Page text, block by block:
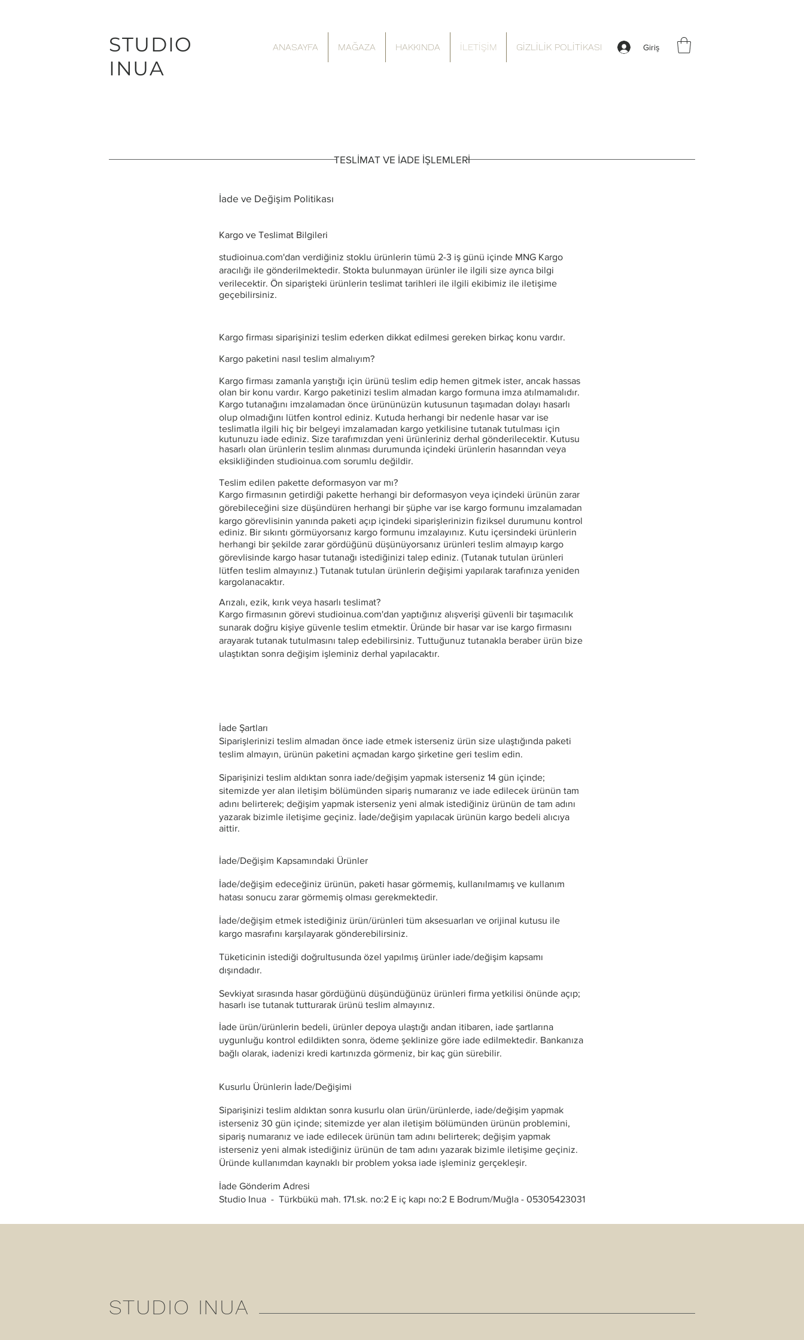
STUDIO
INUA
ANASAYFA MAĞAZA HAKKINDA İLETİŞİM GİZLİLİK POLİTİKASI Giriş
TESLİMAT VE İADE İŞLEMLERİ
İade ve Değişim Politikası
Kargo ve Teslimat Bilgileri
studioinua.com'dan verdiğiniz stoklu ürünlerin tümü 2-3 iş günü içinde MNG Kargo
aracılığı ile gönderilmektedir. Stokta bulunmayan ürünler ile ilgili size ayrıca bilgi
verilecektir. Ön siparişteki ürünlerin teslimat tarihleri ile ilgili ekibimiz ile iletişime
geçebilirsiniz.
Kargo firması siparişinizi teslim ederken dikkat edilmesi gereken birkaç konu vardır.
Kargo paketini nasıl teslim almalıyım?
Kargo firması zamanla yarıştığı için ürünü teslim edip hemen gitmek ister, ancak hassas
olan bir konu vardır. Kargo paketinizi teslim almadan kargo formuna imza atılmamalıdır.
Kargo tutanağını imzalamadan önce ürününüzün kutusunun taşımadan dolayı hasarlı
olup olmadığını lütfen kontrol ediniz. Kutuda herhangi bir nedenle hasar var ise
teslimatla ilgili hiç bir belgeyi imzalamadan kargo yetkilisine tutanak tutulması için
kutunuzu iade ediniz. Size tarafımızdan yeni ürünleriniz derhal gönderilecektir. Kutusu
hasarlı olan ürünlerin teslim alınması durumunda içindeki ürünlerin hasarından veya
eksikliğinden studioinua.com sorumlu değildir.
Teslim edilen pakette deformasyon var mı?
Kargo firmasının getirdiği pakette herhangi bir deformasyon veya içindeki ürünün zarar
görebileceğini size düşündüren herhangi bir şüphe var ise kargo formunu imzalamadan
kargo görevlisinin yanında paketi açıp içindeki siparişlerinizin fiziksel durumunu kontrol
ediniz. Bir sıkıntı görmüyorsanız kargo formunu imzalayınız. Kutu içersindeki ürünlerin
herhangi bir şekilde zarar gördüğünü düşünüyorsanız ürünleri teslim almayıp kargo
görevlisinde kargo hasar tutanağı istediğinizi talep ediniz. (Tutanak tutulan ürünleri
lütfen teslim almayınız.) Tutanak tutulan ürünlerin değişimi yapılarak tarafınıza yeniden
kargolanacaktır.
Arızalı, ezik, kırık veya hasarlı teslimat?
Kargo firmasının görevi studioinua.com'dan yaptığınız alışverişi güvenli bir taşımacılık
sunarak doğru kişiye güvenle teslim etmektir. Üründe bir hasar var ise kargo firmasını
arayarak tutanak tutulmasını talep edebilirsiniz. Tuttuğunuz tutanakla beraber ürün bize
ulaştıktan sonra değişim işleminiz derhal yapılacaktır.
İade Şartları
Siparişlerinizi teslim almadan önce iade etmek isterseniz ürün size ulaştığında paketi
teslim almayın, ürünün paketini açmadan kargo şirketine geri teslim edin.
Siparişinizi teslim aldıktan sonra iade/değişim yapmak isterseniz 14 gün içinde;
sitemizde yer alan iletişim bölümünden sipariş numaranız ve iade edilecek ürünün tam
adını belirterek; değişim yapmak isterseniz yeni almak istediğiniz ürünün de tam adını
yazarak bizimle iletişime geçiniz. İade/değişim yapılacak ürünün kargo bedeli alıcıya
aittir.
İade/Değişim Kapsamındaki Ürünler
İade/değişim edeceğiniz ürünün, paketi hasar görmemiş, kullanılmamış ve kullanım
hatası sonucu zarar görmemiş olması gerekmektedir.
İade/değişim etmek istediğiniz ürün/ürünleri tüm aksesuarları ve orijinal kutusu ile
kargo masrafını karşılayarak gönderebilirsiniz.
Tüketicinin istediği doğrultusunda özel yapılmış ürünler iade/değişim kapsamı
dışındadır.
Sevkiyat sırasında hasar gördüğünü düşündüğünüz ürünleri firma yetkilisi önünde açıp;
hasarlı ise tutanak tutturarak ürünü teslim almayınız.
İade ürün/ürünlerin bedeli, ürünler depoya ulaştığı andan itibaren, iade şartlarına
uygunluğu kontrol edildikten sonra, ödeme şeklinize göre iade edilmektedir. Bankanıza
bağlı olarak, iadenizi kredi kartınızda görmeniz, bir kaç gün sürebilir.
Kusurlu Ürünlerin İade/Değişimi
Siparişinizi teslim aldıktan sonra kusurlu olan ürün/ürünlerde, iade/değişim yapmak
isterseniz 30 gün içinde; sitemizde yer alan iletişim bölümünden ürünün problemini,
sipariş numaranız ve iade edilecek ürünün tam adını belirterek; değişim yapmak
isterseniz yeni almak istediğiniz ürünün de tam adını yazarak bizimle iletişime geçiniz.
Üründe kullanımdan kaynaklı bir problem yoksa iade işleminiz gerçekleşir.
İade Gönderim Adresi
Studio Inua - Türkbükü mah. 171.sk. no:2 E iç kapı no:2 E Bodrum/Muğla - 05305423031
STUDIO INUA